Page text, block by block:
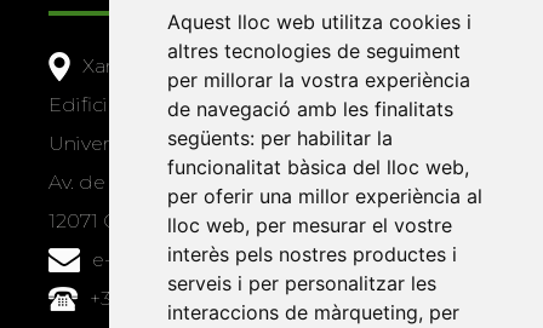
Aquest lloc web utilitza cookies i
altres tecnologies de seguiment
per millorar la vostra experiència
de navegació amb les finalitats
següents: per habilitar la
funcionalitat bàsica del lloc web,
per oferir una millor experiència al
lloc web, per mesurar el vostre
interès pels nostres productes i
serveis i per personalitzar les
interaccions de màrqueting, per
Xarxa Vives d'Universitats
Edifici Àgora
Universitat Jaume I, local 10
Av. de Vicent Sos Baynat, s/n
12071 Castelló de la Plana
e-buc@vives.org
+34 964 72 89 93